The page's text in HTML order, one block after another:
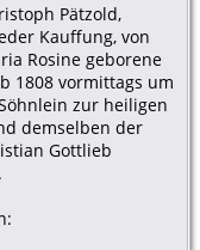
Pätzold,
Kauffung, von
Rosine geborene
1808 vormittags um
zur heiligen
demselben der
Gottlieb